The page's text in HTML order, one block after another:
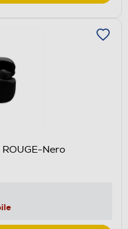
ROUGE-Nero